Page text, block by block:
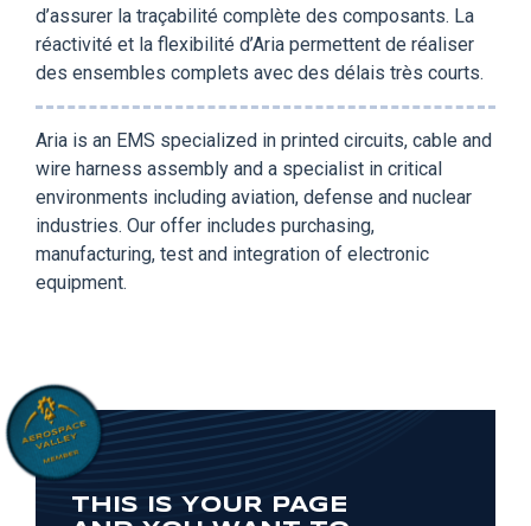
d’assurer la traçabilité complète des composants. La
réactivité et la flexibilité d’Aria permettent de réaliser
des ensembles complets avec des délais très courts.
Aria is an EMS specialized in printed circuits, cable and
wire harness assembly and a specialist in critical
environments including aviation, defense and nuclear
industries. Our offer includes purchasing,
manufacturing, test and integration of electronic
equipment.
THIS IS YOUR PAGE